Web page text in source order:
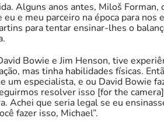
Alguns anos antes, Miloš Forman,
e meu parceiro na época para nos
para tentar ensinar-lhes o
Bowie e Jim Henson, tive
mas tinha habilidades físicas.
um especialista, e ou David Bowie
resolver isso [for the
Achei que seria legal se eu
fazer isso, Michael”.